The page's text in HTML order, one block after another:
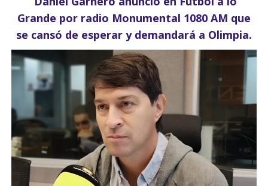
Grande por radio Monumental 1080 AM que
se cansó de esperar y demandará a Olimpia.